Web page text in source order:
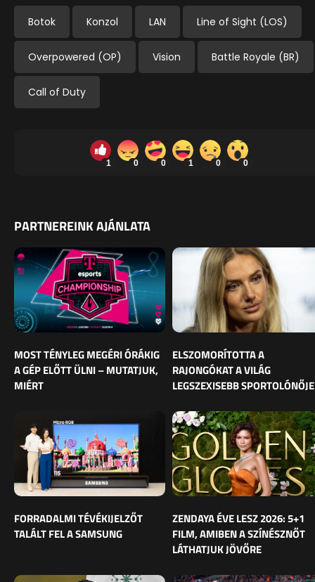
Botok Konzol LAN Line of Sight (LOS)
Overpowered (OP) Vision Battle Royale (BR)
Call of Duty
1 0 0 1 0 0
PARTNEREINK AJÁNLATA
MOST TÉNYLEG MEGÉRI ÓRÁKIG
A GÉP ELŐTT ÜLNI – MUTATJUK,
MIÉRT
ELSZOMORÍTOTTA A
RAJONGÓKAT A VILÁG
LEGSZEXISEBB SPORTOLÓNŐJE
FORRADALMI TÉVÉKIJELZŐT
TALÁLT FEL A SAMSUNG
ZENDAYA ÉVE LESZ 2026: 5+1
FILM, AMIBEN A SZÍNÉSZNŐT
LÁTHATJUK JÖVŐRE